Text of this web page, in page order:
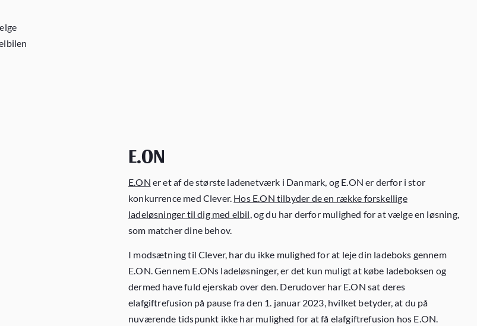
E.ON
E.ON er et af de største ladenetværk i Danmark, og E.ON er derfor i stor
konkurrence med Clever. Hos E.ON tilbyder de en række forskellige
ladeløsninger til dig med elbil, og du har derfor mulighed for at vælge en løsning,
som matcher dine behov.
I modsætning til Clever, har du ikke mulighed for at leje din ladeboks gennem
E.ON. Gennem E.ONs ladeløsninger, er det kun muligt at købe ladeboksen og
dermed have fuld ejerskab over den. Derudover har E.ON sat deres
elafgiftrefusion på pause fra den 1. januar 2023, hvilket betyder, at du på
nuværende tidspunkt ikke har mulighed for at få elafgiftrefusion hos E.ON.